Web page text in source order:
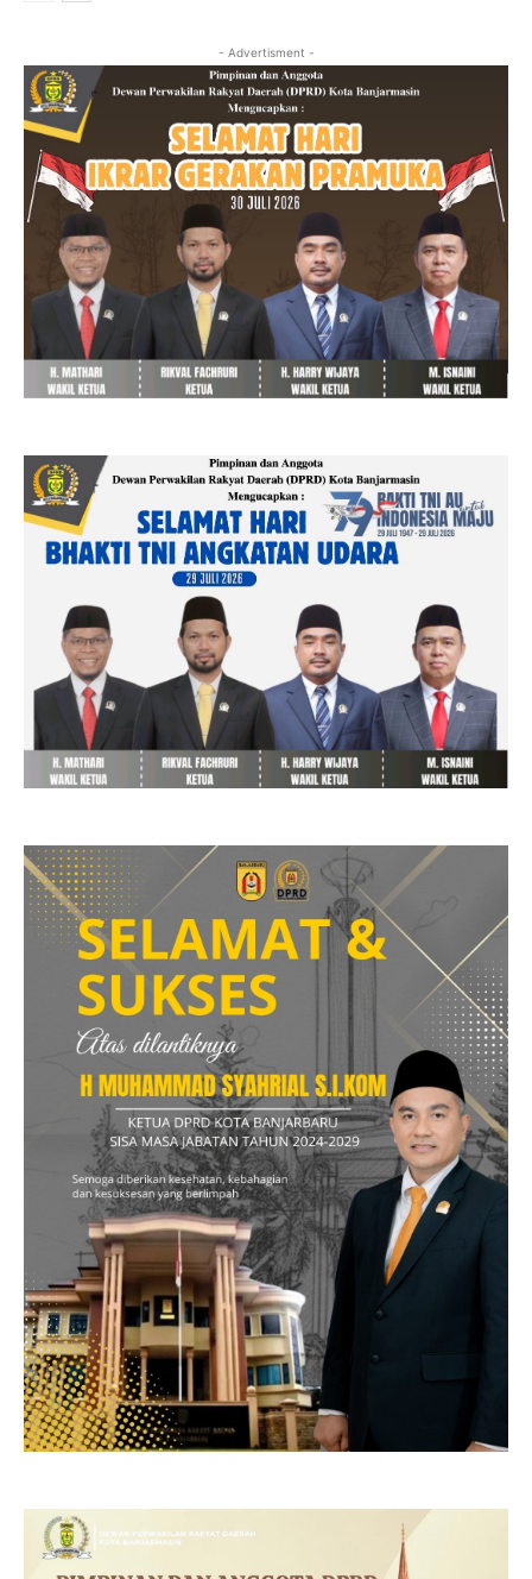
- Advertisment -